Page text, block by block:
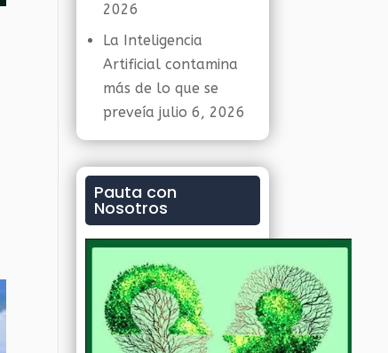
2026
La Inteligencia
Artificial contamina
más de lo que se
preveía julio 6, 2026
Pauta con
Nosotros